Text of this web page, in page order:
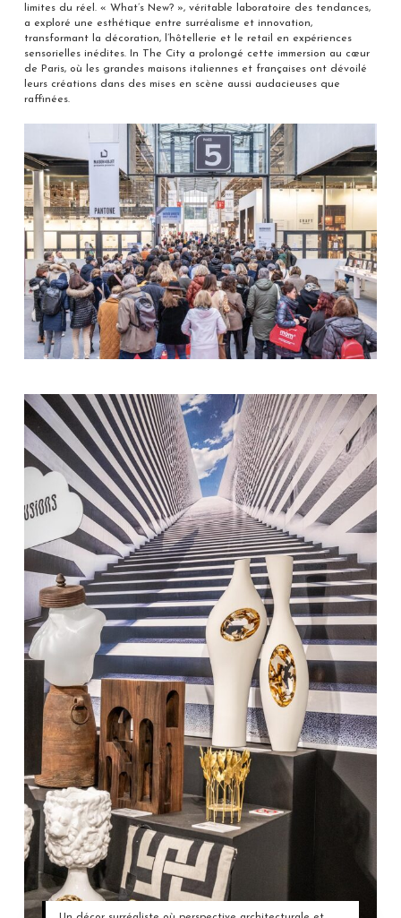
limites du réel. « What’s New? », véritable laboratoire des tendances,
a exploré une esthétique entre surréalisme et innovation,
transformant la décoration, l’hôtellerie et le retail en expériences
sensorielles inédites. In The City a prolongé cette immersion au cœur
de Paris, où les grandes maisons italiennes et françaises ont dévoilé
leurs créations dans des mises en scène aussi audacieuses que
raffinées.